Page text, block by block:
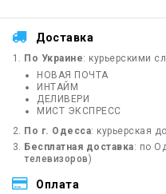
Доставка
По Украине: курьерскими
НОВАЯ ПОЧТА
ИНТАЙМ
ДЕЛИВЕРИ
МИСТ ЭКСПРЕСС
По г. Одесса: курьерская
Бесплатная доставка: по
телевизоров)
Оплата